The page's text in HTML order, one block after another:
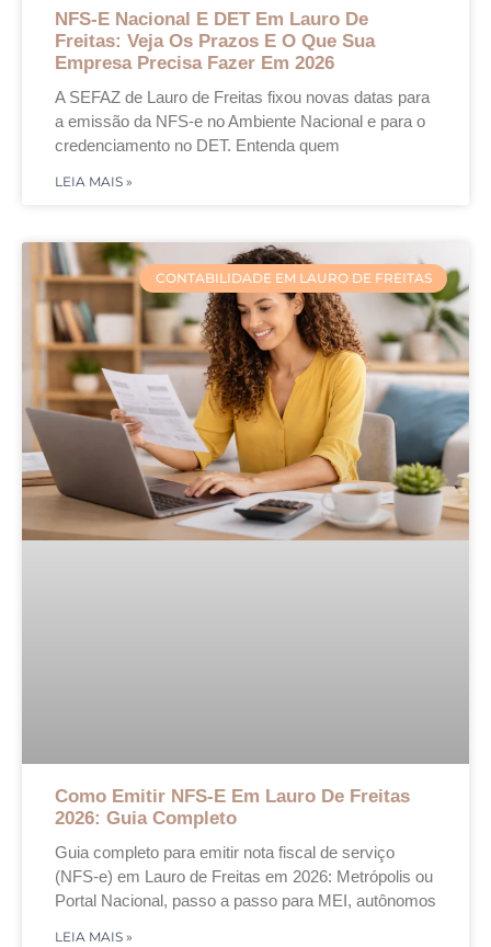
NFS-E Nacional E DET Em Lauro De
Freitas: Veja Os Prazos E O Que Sua
Empresa Precisa Fazer Em 2026
A SEFAZ de Lauro de Freitas fixou novas datas para
a emissão da NFS-e no Ambiente Nacional e para o
credenciamento no DET. Entenda quem
LEIA MAIS »
CONTABILIDADE EM LAURO DE FREITAS
Como Emitir NFS-E Em Lauro De Freitas
2026: Guia Completo
Guia completo para emitir nota fiscal de serviço
(NFS-e) em Lauro de Freitas em 2026: Metrópolis ou
Portal Nacional, passo a passo para MEI, autônomos
LEIA MAIS »